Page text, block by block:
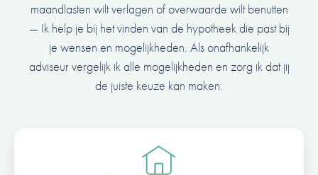
maandlasten wilt verlagen of overwaarde wilt benutten
— Ik help je bij het vinden van de hypotheek die past bij
je wensen en mogelijkheden. Als onafhankelijk
adviseur vergelijk ik alle mogelijkheden en zorg ik dat jij
de juiste keuze kan maken.